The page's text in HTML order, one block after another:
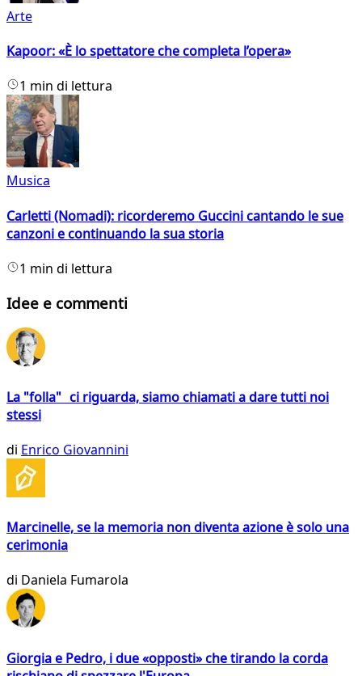
Arte
Kapoor: «È lo spettatore che completa l’opera»
1 min di lettura
Musica
Carletti (Nomadi): ricorderemo Guccini cantando le sue
canzoni e continuando la sua storia
1 min di lettura
Idee e commenti
La "folla" ci riguarda, siamo chiamati a dare tutti noi
stessi
di Enrico Giovannini
Marcinelle, se la memoria non diventa azione è solo una
cerimonia
di Daniela Fumarola
Giorgia e Pedro, i due «opposti» che tirando la corda